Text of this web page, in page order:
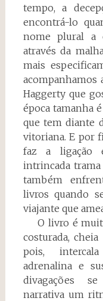
tempo, a
encontrá-lo
nome plural a
através da
mais
acompanhamos
Haggerty que
época tamanha
que tem diante
vitoriana. E por
faz a ligação
intrincada trama
também
livros quando
viajante que
O livro é
costurada,
pois,
adrenalina e
divagações
narrativa um